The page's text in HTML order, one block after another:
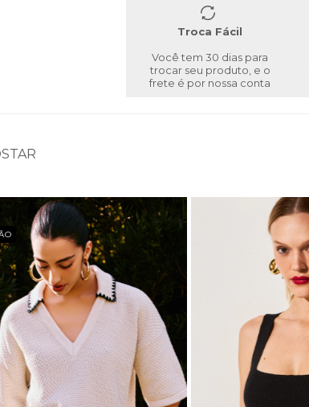
Troca Fácil
Você tem 30 dias para
trocar seu produto, e o
frete é por nossa conta